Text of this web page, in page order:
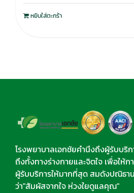
หยิบใส่ตะกร้า
โรงพยาบาลเอกชัยคำนึงถึงผู้รับบริ
ถึงทั้งทางร่างกายและจิตใจ เพื่อให้
ผู้รับบริการให้มากที่สุด สมดังปณิธา
ว่า"สัมผัสจากใจ ห่วงใยดูแลคุณ"